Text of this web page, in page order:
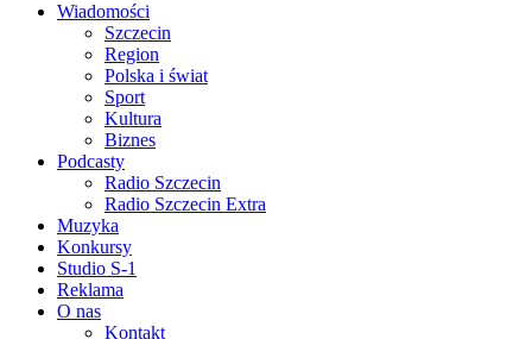
Wiadomości
Szczecin
Region
Polska i świat
Sport
Kultura
Biznes
Podcasty
Radio Szczecin
Radio Szczecin Extra
Muzyka
Konkursy
Studio S-1
Reklama
O nas
Kontakt